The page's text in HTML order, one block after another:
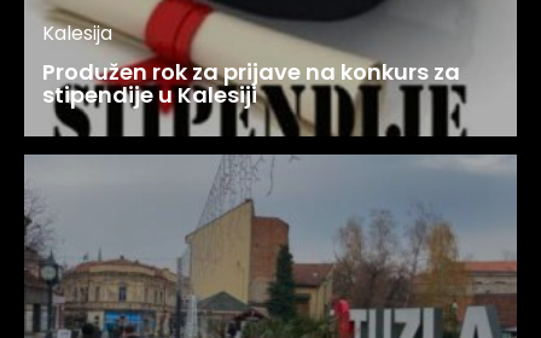
Kalesija
Produžen rok za prijave na konkurs za
stipendije u Kalesiji